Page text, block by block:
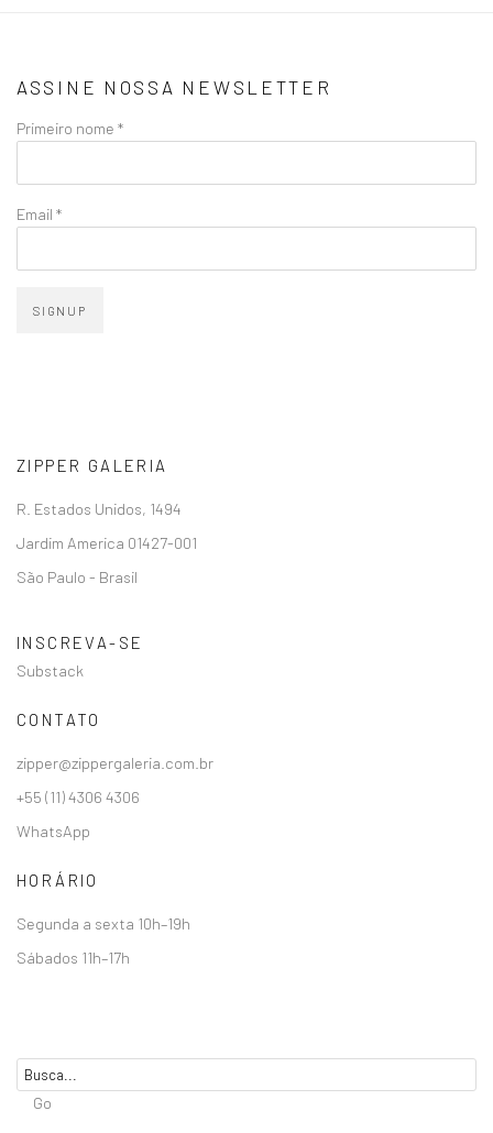
ASSINE NOSSA NEWSLETTER
Primeiro nome *
Email *
SIGNUP
ZIPPER GALERIA
R. Estados Unidos, 1494
Jardim America 01427-001
São Paulo - Brasil
INSCREVA-SE
Substack
CONTATO
zipper@zippergaleria.com.br
+55 (11) 4306 4306
WhatsApp
HORÁRIO
Segunda a sexta 10h–19h
Sábados 11h–17h
Go